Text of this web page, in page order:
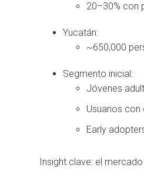
20–30% con
Yucatán:
~650,000
Segmento inicial:
Jóvenes
Usuarios
Early
Insight clave: el